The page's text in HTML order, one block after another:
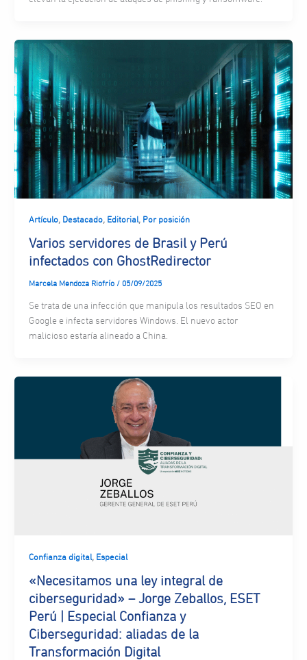
Artículo, Destacado, Editorial, Por posición
Varios servidores de Brasil y Perú
infectados con GhostRedirector
Marcela Mendoza Riofrío / 05/09/2025
Se trata de una infección que manipula los resultados SEO en
Google e infecta servidores Windows. El nuevo actor
malicioso estaría alineado a China.
Confianza digital, Especial
«Necesitamos una ley integral de
ciberseguridad» – Jorge Zeballos, ESET
Perú | Especial Confianza y
Ciberseguridad: aliadas de la
Transformación Digital